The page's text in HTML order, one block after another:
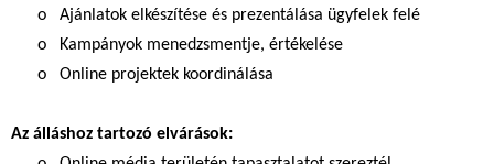
o Ajánlatok elkészítése és prezentálása ügyfelek felé
o Kampányok menedzsmentje, értékelése
o Online projektek koordinálása
Az álláshoz tartozó elvárások: